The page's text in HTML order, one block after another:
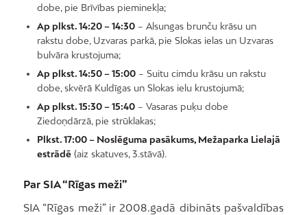
dobe, pie Brīvības pieminekļa;
Ap plkst. 14:20 – 14:30– Alsungas brunču krāsu un
rakstu dobe, Uzvaras parkā, pie Slokas ielas un Uzvaras
bulvāra krustojuma;
Ap plkst. 14:50 – 15:00– Suitu cimdu krāsu un rakstu
dobe, skvērā Kuldīgas un Slokas ielu krustojumā;
Ap plkst. 15:30 – 15:40– Vasaras puķu dobe
Ziedoņdārzā, pie strūklakas;
Plkst. 17:00 – Noslēguma pasākums, Mežaparka Lielajā
estrādē(aiz skatuves, 3.stāvā).
Par SIA “Rīgas meži”
SIA “Rīgas meži” ir 2008.gadā dibināts pašvaldības